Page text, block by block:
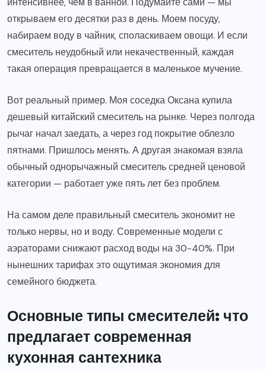
открываем его десятки раз в день. Моем посуду,
набираем воду в чайник, споласкиваем овощи. И если
смеситель неудобный или некачественный, каждая
такая операция превращается в маленькое мучение.
Вот реальный пример. Моя соседка Оксана купила
дешевый китайский смеситель на рынке. Через полгода
рычаг начал заедать, а через год покрытие облезло
пятнами. Пришлось менять. А другая знакомая взяла
обычный однорычажный смеситель средней ценовой
категории — работает уже пять лет без проблем.
На самом деле правильный смеситель экономит не
только нервы, но и воду. Современные модели с
аэраторами снижают расход воды на 30-40%. При
нынешних тарифах это ощутимая экономия для
семейного бюджета.
Основные типы смесителей: что
предлагает современная
кухонная сантехника